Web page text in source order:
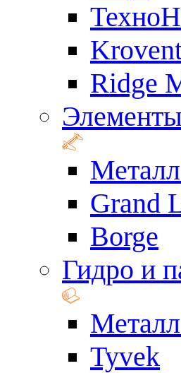
Ridge
Grand
Borge
Гидро и
Tyvek